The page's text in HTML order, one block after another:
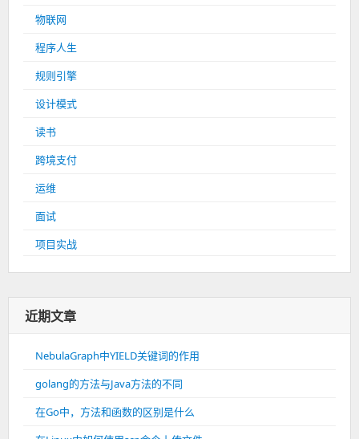
物联网
程序人生
规则引擎
设计模式
读书
跨境支付
运维
面试
项目实战
近期文章
NebulaGraph中YIELD关键词的作用
golang的方法与Java方法的不同
在Go中，方法和函数的区别是什么